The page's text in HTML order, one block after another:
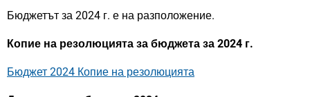
Бюджетът за 2024 г. е на разположение.
Копие на резолюцията за бюджета за 2024 г.
Бюджет 2024 Копие на резолюцията